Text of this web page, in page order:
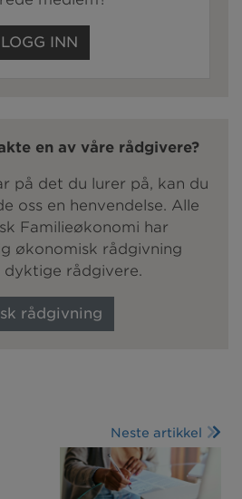
LOGG INN
en av våre rådgivere?
på det du lurer på, kan du
oss en henvendelse. Alle
Familieøkonomi har
økonomisk rådgivning
rådgivere.
rådgivning
Neste artikkel